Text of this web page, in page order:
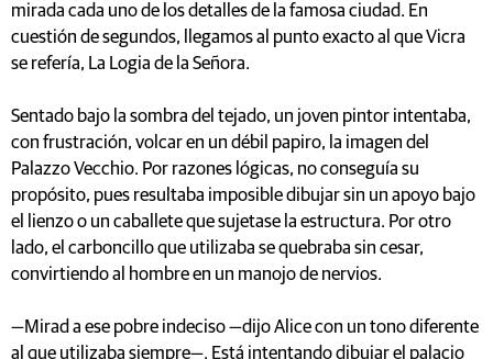
mirada cada uno de los detalles de la famosa ciudad. En
cuestión de segundos, llegamos al punto exacto al que Vicra
se refería, La Logia de la Señora.
Sentado bajo la sombra del tejado, un joven pintor intentaba,
con frustración, volcar en un débil papiro, la imagen del
Palazzo Vecchio. Por razones lógicas, no conseguía su
propósito, pues resultaba imposible dibujar sin un apoyo bajo
el lienzo o un caballete que sujetase la estructura. Por otro
lado, el carboncillo que utilizaba se quebraba sin cesar,
convirtiendo al hombre en un manojo de nervios.
—Mirad a ese pobre indeciso —dijo Alice con un tono diferente
al que utilizaba siempre—. Está intentando dibujar el palacio